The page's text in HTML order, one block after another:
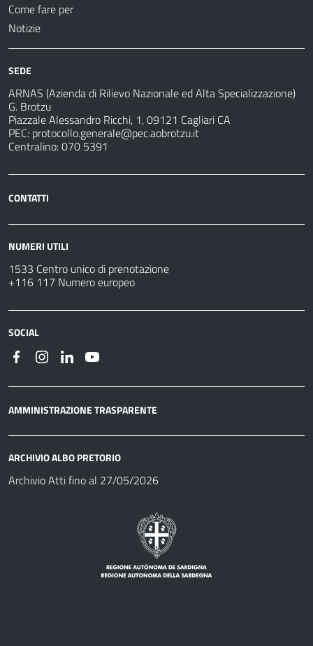
Come fare per
Notizie
SEDE
ARNAS (Azienda di Rilievo Nazionale ed Alta Specializzazione)
G. Brotzu
Piazzale Alessandro Ricchi, 1, 09121 Cagliari CA
PEC: protocollo.generale@pec.aobrotzu.it
Centralino: 070 5391
CONTATTI
NUMERI UTILI
1533 Centro unico di prenotazione
+116 117 Numero europeo
SOCIAL
AMMINISTRAZIONE TRASPARENTE
ARCHIVIO ALBO PRETORIO
Archivio Atti fino al 27/05/2026